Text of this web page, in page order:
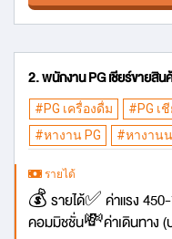
2. พนักงาน PG เชียร์ขายสิ
#PG เครื่องดื่ม #PG เ
#หางาน PG
#หางาน
รายได้
💰 รายได้✅ ค่าแรง
คอมมิชชั่น💸ค่าเดินทาง